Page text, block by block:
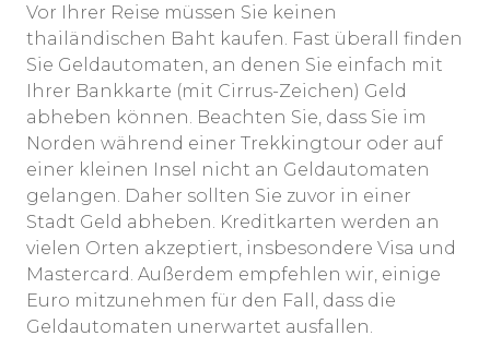
Vor Ihrer Reise müssen Sie keinen
thailändischen Baht kaufen. Fast überall finden
Sie Geldautomaten, an denen Sie einfach mit
Ihrer Bankkarte (mit Cirrus-Zeichen) Geld
abheben können. Beachten Sie, dass Sie im
Norden während einer Trekkingtour oder auf
einer kleinen Insel nicht an Geldautomaten
gelangen. Daher sollten Sie zuvor in einer
Stadt Geld abheben. Kreditkarten werden an
vielen Orten akzeptiert, insbesondere Visa und
Mastercard. Außerdem empfehlen wir, einige
Euro mitzunehmen für den Fall, dass die
Geldautomaten unerwartet ausfallen.